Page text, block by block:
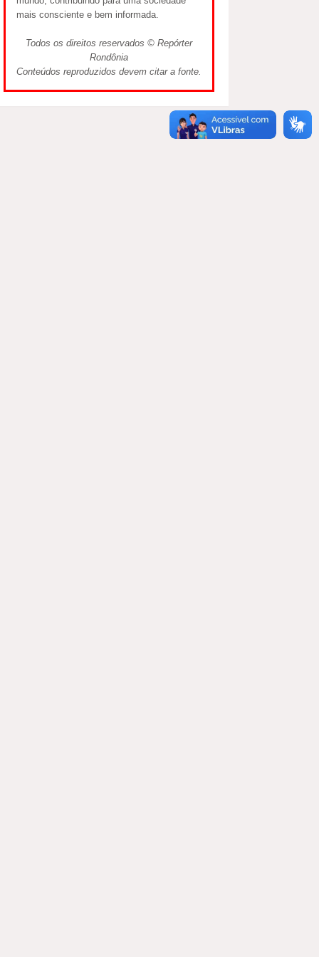
mais consciente e bem informada.
Todos os direitos reservados © Repórter
Rondônia
Conteúdos reproduzidos devem citar a fonte.